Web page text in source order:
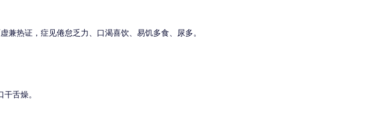
兼热证，症见倦怠乏力、口渴喜饮、易饥多食、尿多。
舌燥。